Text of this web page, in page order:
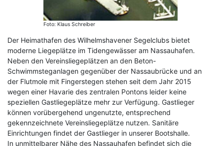
Foto: Klaus Schreiber
Der Heimathafen des Wilhelmshavener Segelclubs bietet
moderne Liegeplätze im Tidengewässer am Nassauhafen.
Neben den Vereinsliegeplätzen an den Beton-
Schwimmsteganlagen gegenüber der Nassaubrücke und an
der Flutmole mit Fingerstegen stehen seit dem Jahr 2015
wegen einer Havarie des zentralen Pontons leider keine
speziellen Gastliegeplätze mehr zur Verfügung. Gastlieger
können vorübergehend ungenutzte, entsprechend
gekennzeichnete Vereinsliegeplätze nutzen. Sanitäre
Einrichtungen findet der Gastlieger in unserer Bootshalle.
In unmittelbarer Nähe des Nassauhafen befindet sich die